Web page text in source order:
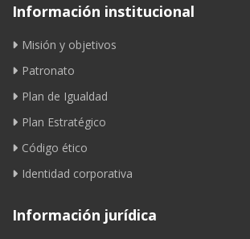
Información institucional
Misión y objetivos
Patronato
Plan de Igualdad
Plan Estratégico
Código ético
Identidad corporativa
Información jurídica